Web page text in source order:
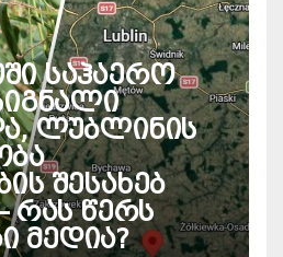
საჰაერო
ლუბლინის
შესახებ
რას წერს
მედია?